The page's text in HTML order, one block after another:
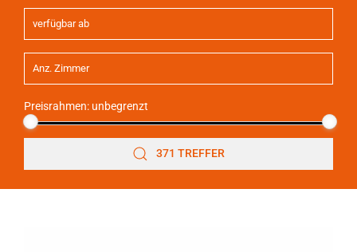
Preisrahmen: unbegrenzt
371 TREFFER